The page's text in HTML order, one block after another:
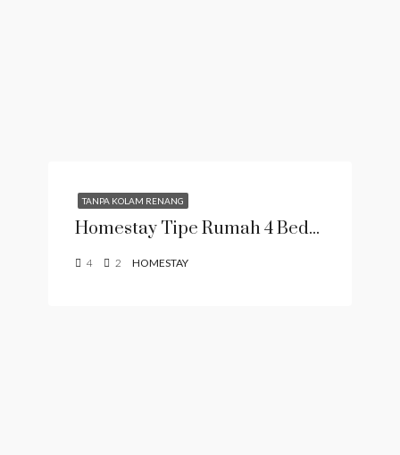
TANPA KOLAM RENANG
Homestay Tipe Rumah 4 Bedroom
4 2 HOMESTAY